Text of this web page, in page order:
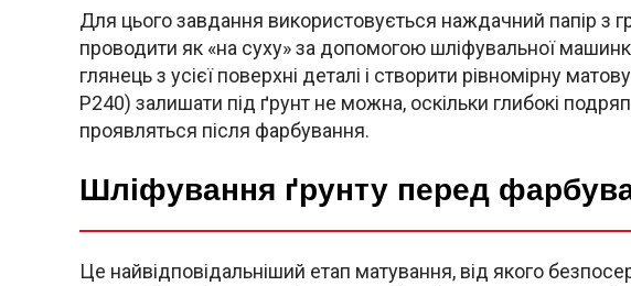
Для цього завдання використовується наждачний папір з
проводити як «на суху» за допомогою шліфувальної
глянець з усієї поверхні деталі і створити рівномірну
P240) залишати під ґрунт не можна, оскільки глибокі
проявляться після фарбування.
Шліфування ґрунту перед
Це найвідповідальніший етап матування, від якого